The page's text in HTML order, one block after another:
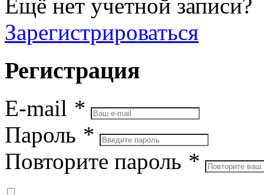
Ещё нет учетной записи?
Зарегистрироваться
Регистрация
E-mail *
Пароль *
Повторите пароль *